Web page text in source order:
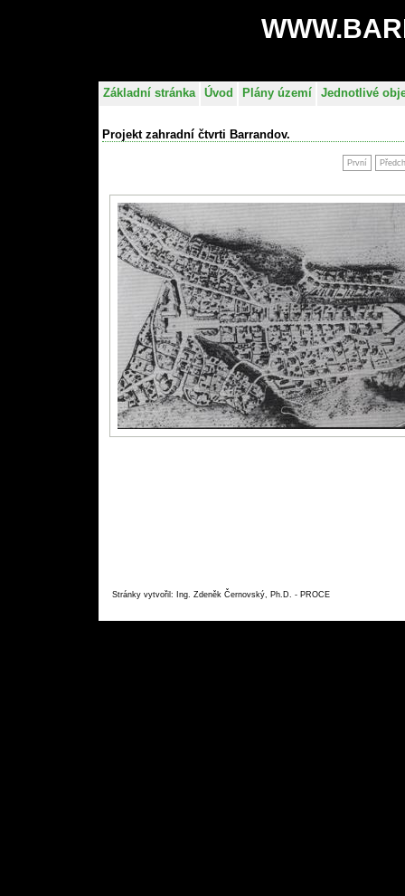
Základní stránka Úvod Plány území Jednotlivé
Projekt zahradní čtvrti Barrandov.
První
Stránky vytvořil: Ing. Zdeněk Černovský, Ph.D. - PROC E